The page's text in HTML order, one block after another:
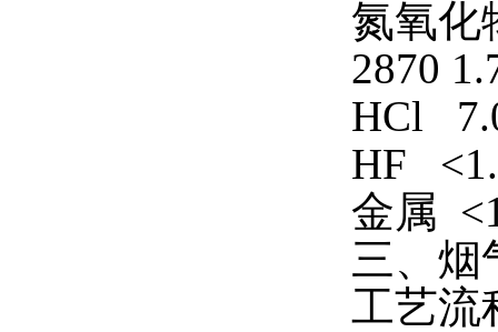
氮氧化
2870
HCl
HF
金属
三、烟
工艺流